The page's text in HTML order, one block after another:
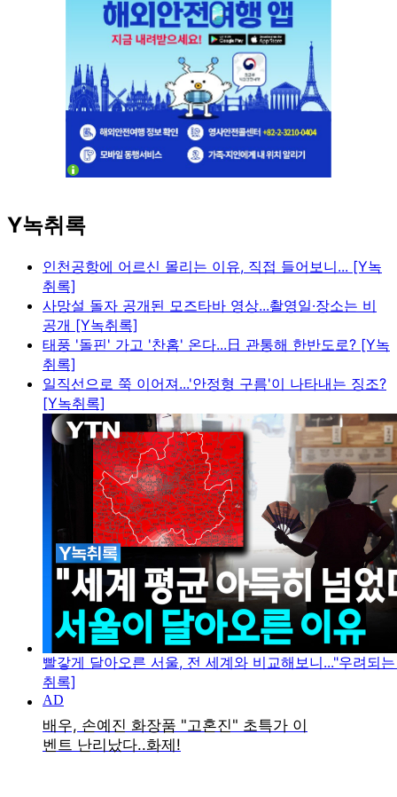
Y녹취록
인천공항에 어르신 몰리는 이유, 직접 들어보니... [Y녹
취록]
사망설 돌자 공개된 모즈타바 영상...촬영일·장소는 비
공개 [Y녹취록]
태풍 '돌핀' 가고 '찬홈' 온다...日 관통해 한반도로? [Y녹
취록]
일직선으로 쭉 이어져...'안정형 구름'이 나타내는 징조?
[Y녹취록]
빨갛게 달아오른 서울, 전 세계와 비교해보니..."우려되
취록]